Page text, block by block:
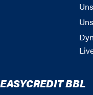
EASYCREDIT BBL